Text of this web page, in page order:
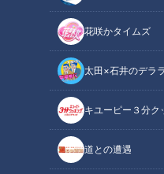
花咲かタイムズ
太田×石井のデラ
キユーピー３分ク
道との遭遇
下積みに1年 華やかなイルカシ
この記事の画像